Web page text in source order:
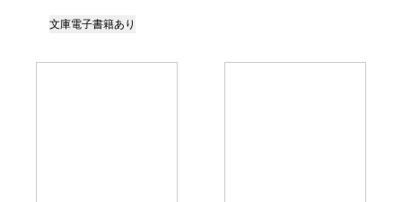
文庫電子書籍あり